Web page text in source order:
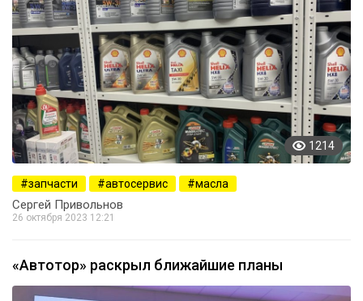
1214
запчасти автосервис масла
Сергей Привольнов
26 октября 2023 12:21
«Автотор» раскрыл ближайшие планы